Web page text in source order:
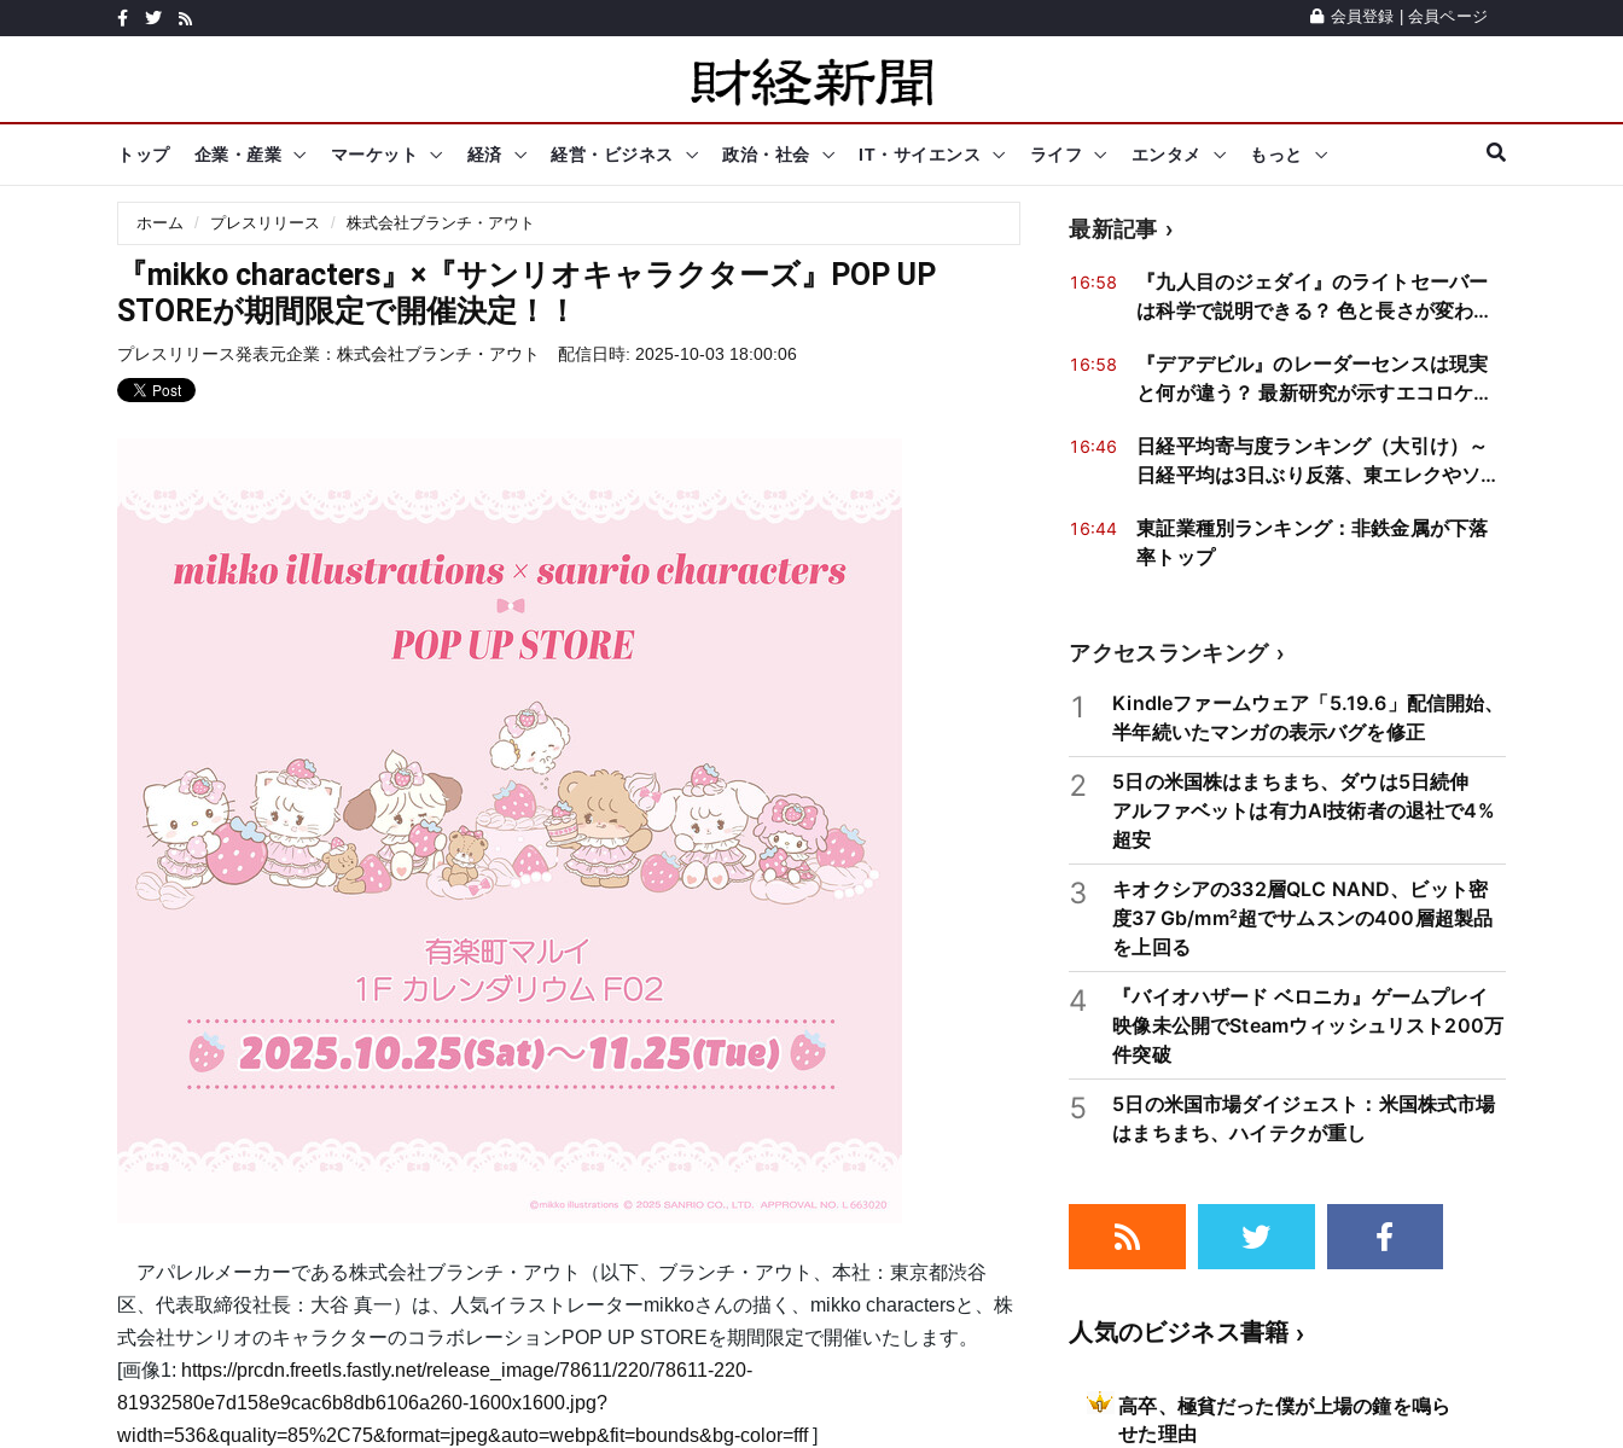
会員登録 会員ページ
トップ 企業・産業 マーケット 経済 経営・ビジネス 政治・社会 IT・サイエンス ライフ エンタメ もっと
ホーム プレスリリース 株式会社ブランチ・アウト
『mikko characters』×『サンリオキャラクターズ』POP UP
STOREが期間限定で開催決定！！
プレスリリース発表元企業： 株式会社ブランチ・アウト 配信日時: 2025-10-03 18:00:06
アパレルメーカーである株式会社ブランチ・アウト（以下、ブランチ・アウト、本社：東京都渋谷
区、代表取締役社長：大谷 真一）は、人気イラストレーターmikkoさんの描く、mikko charactersと、株
式会社サンリオのキャラクターのコラボレーションPOP UP STOREを期間限定で開催いたします。
[画像1: https://prcdn.freetls.fastly.net/release_image/78611/220/78611-220-
81932580e7d158e9cac6b8db6106a260-1600x1600.jpg?
width=536&quality=85%2C75&format=jpeg&auto=webp&fit=bounds&bg-color=fff]
最新記事
16:58
『九人目のジェダイ』のライトセーバー
は科学で説明できる？ 色と長さが変わる
16:58
『デアデビル』のレーダーセンスは現実
と何が違う？ 最新研究が示すエコロケー
16:46
日経平均寄与度ランキング（大引け）～
日経平均は3日ぶり反落、東エレクやソフ
16:44
東証業種別ランキング：非鉄金属が下落
率トップ
アクセスランキング
1
Kindleファームウェア「5.19.6」配信開始、
半年続いたマンガの表示バグを修正
2
5日の米国株はまちまち、ダウは5日続伸
アルファベットは有力AI技術者の退社で4%
超安
3
キオクシアの332層QLC NAND、ビット密
度37 Gb/mm²超でサムスンの400層超製品
を上回る
4
『バイオハザード ベロニカ』ゲームプレイ
映像未公開でSteamウィッシュリスト200万
件突破
5
5日の米国市場ダイジェスト：米国株式市場
はまちまち、ハイテクが重し
人気のビジネス書籍
高卒、極貧だった僕が上場の鐘を鳴ら
せた理由